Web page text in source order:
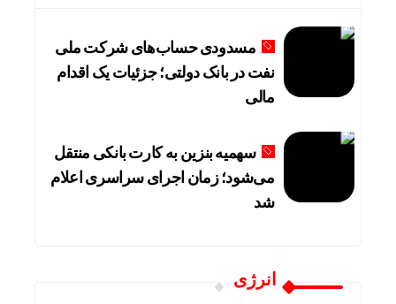
مسدودی حساب‌های شرکت ملی
نفت در بانک دولتی؛ جزئیات یک اقدام
مالی
سهمیه بنزین به کارت بانکی منتقل
می‌شود؛ زمان اجرای سراسری اعلام
شد
انرژی